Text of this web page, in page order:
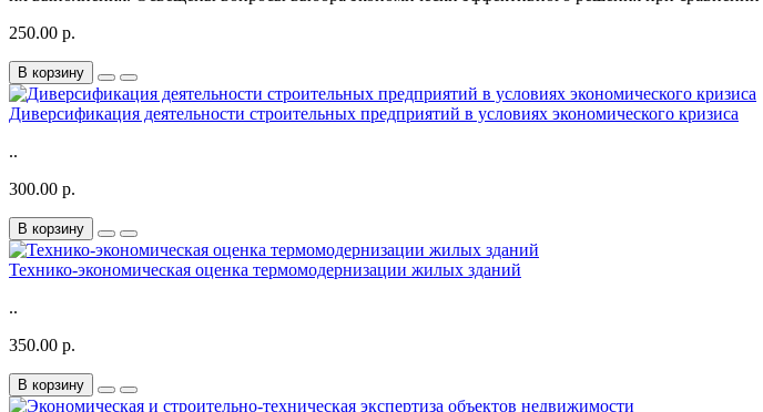
250.00 р.
В корзину
Диверсификация деятельности строительных предприятий в условиях экономического кризиса
..
300.00 р.
В корзину
Технико-экономическая оценка термомодернизации жилых зданий
..
350.00 р.
В корзину